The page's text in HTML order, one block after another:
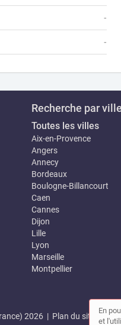
-
-
Recherche par ville
Toutes les villes
Aix-en-Provence
Angers
Annecy
Bordeaux
Boulogne-Billancourt
Caen
Cannes
Dijon
Lille
Lyon
Marseille
Montpellier
2026 | Plan du site |
En
et